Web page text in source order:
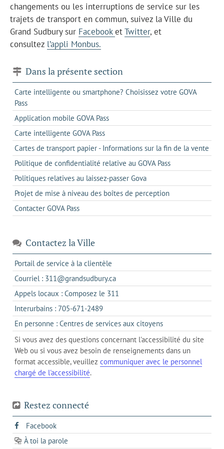
changements ou les interruptions de service sur les
trajets de transport en commun, suivez la Ville du
Grand Sudbury sur FacebooketTwitter, et
consultez l’appli Monbus.
Dans la présente section
Carte intelligente ou smartphone? Choisissez votre GOVA
Pass
Application mobile GOVA Pass
Carte intelligente GOVA Pass
Cartes de transport papier - Informations sur la fin de la vente
Politique de confidentialité relative au GOVA Pass
Politiques relatives au laissez-passer Gova
Projet de mise à niveau des boîtes de perception
Contacter GOVA Pass
Contactez la Ville
Portail de service à la clientèle
dans
un
nouvel
Courriel : 311@grandsudbury.cas'ouvre
dans
votre
de
messagerie
Appels locaux : Composez le 311
dans
un
client
de
votre
téléphone
Interurbains : 705-671-2489s'ouvre
dans
un
client
de
votre
En personne : Centres de services aux citoyenss'ouvre
dans
l'onglet
actuel
Si vous avez des questions concernant l'accessibilité du site
Web ou si vous avez besoin de renseignements dans un
format accessible, veuillez communiquer avec le personnel
chargé de l'accessibilité.
Restez connecté
Facebooks'ouvre
dans
un
À toi la parole
opens